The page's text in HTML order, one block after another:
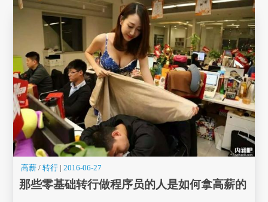
高薪 / 转行 |2016-06-27
那些零基础转行做程序员的人是如何拿高薪的